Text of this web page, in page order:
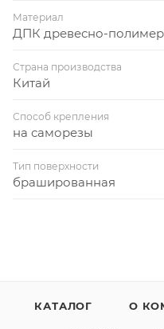
Материал
ДПК древесно-
Страна производства
Китай
Способ крепления
на саморезы
Тип поверхности
брашированная
КАТАЛОГ О